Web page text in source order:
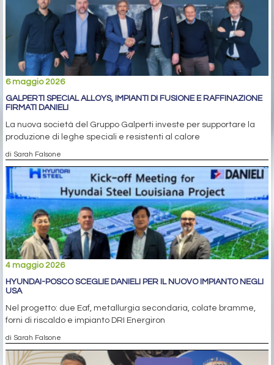
6 maggio 2026
GALPERTI SPECIAL ALLOYS, IMPIANTI DI FUSIONE E RAFFINAZIONE
FIRMATI DANIELI
La nuova società del Gruppo Galperti investe per supportare la
produzione di leghe speciali e resistenti al calore
di Sarah Falsone
4 maggio 2026
HYUNDAI-POSCO SCEGLIE DANIELI PER IL NUOVO IMPIANTO NEGLI
USA
Nel progetto: due Eaf, metallurgia secondaria, colate bramme,
forni di riscaldo e impianto DRI Energiron
di Sarah Falsone